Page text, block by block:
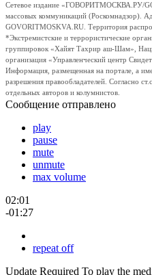
Сетевое издание «ГОВОРИТМОСКВА.РУ/
массовых коммуникаций (Роскомнадзор).
GOVORITMOSKVA.RU. Территория
*Экстремистские и террористические
группировок «Хайят Тахрир аш-Шам»,
организация «Управленческий центр
Информация, размещенная на портале, а
разрешения правообладателей. Согласно
отдельных авторов и колумнистов.
Сообщение отправлено
play
pause
mute
unmute
max volume
02:01
-01:27
repeat off
Update Required To play the